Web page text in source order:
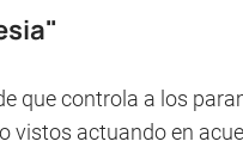
que controla a los
vistos actuando en